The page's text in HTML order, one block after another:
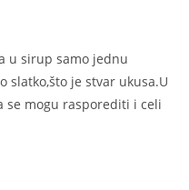
u sirup samo jednu
slatko,što je stvar ukusa.U
se mogu rasporediti i celi